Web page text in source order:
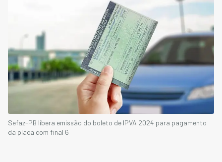
Sefaz-PB libera emissão do boleto de IPVA 2024 para pagamento
da placa com final 6